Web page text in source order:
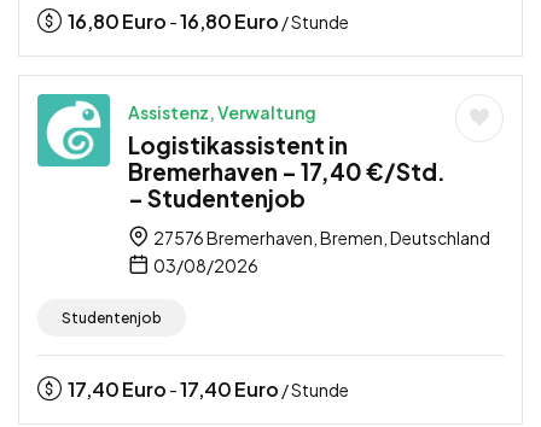
16,80Euro -16,80Euro / Stunde
Assistenz, Verwaltung
Logistikassistent in
Bremerhaven – 17,40 €/Std.
– Studentenjob
27576 Bremerhaven, Bremen, Deutschland
03/08/2026
Studentenjob
17,40Euro -17,40Euro / Stunde